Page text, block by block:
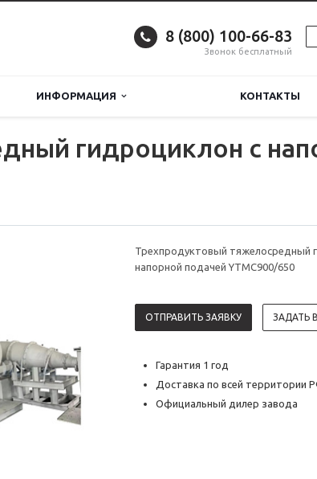
8 (800) 100-66-83
Звонок бесплатный
ИНФОРМАЦИЯ КОНТАКТЫ
гидроциклон с
Трехпродуктовый тяжелосредный
напорной подачей YTMC900/650
ОТПРАВИТЬ ЗАЯВКУ ЗАДАТЬ
Гарантия 1 год
Доставка по всей территории
Официальный дилер завода